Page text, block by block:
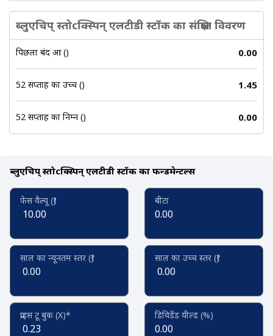
ब्लुएचिप् स्तोcक्स्पिन् एलटीडी स्टॉक का संक्षिप्त विवरण
पिछला बंद हुआ (₹) 0.00
52 सप्ताह का उच्च (₹) 1.45
52 सप्ताह का निम्न (₹) 0.00
ब्लुएचिप् स्तोcक्स्पिन् एलटीडी स्टॉक का फन्डमेन्टल्स
फेस वैल्यू (₹)
10.00
बीटा
0.00
साल का न्यूनतम स्तर (₹)
0.00
साल का उच्च स्तर (₹)
0.00
प्राइस टू बुक (X)*
0.23
डिविडेंड यील्ड (%)
0.00